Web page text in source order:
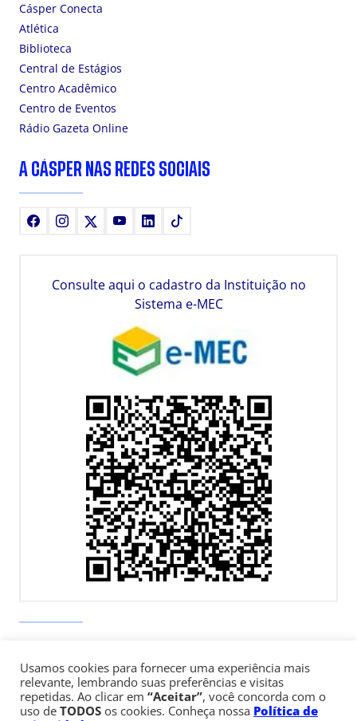
Cásper Conecta
Atlética
Biblioteca
Central de Estágios
Centro Acadêmico
Centro de Eventos
Rádio Gazeta Online
A CÁSPER NAS REDES SOCIAIS
FacebookInstagram YoutubeLinkedIn
Consulte aqui o cadastro da Instituição no
Sistema e-MEC
Telefone:+55 (11) 3170-5600
Usamos cookies para fornecer uma experiência mais
relevante, lembrando suas preferências e visitas
repetidas. Ao clicar em “Aceitar”, você concorda com o
uso de TODOS os cookies. Conheça nossa Política de